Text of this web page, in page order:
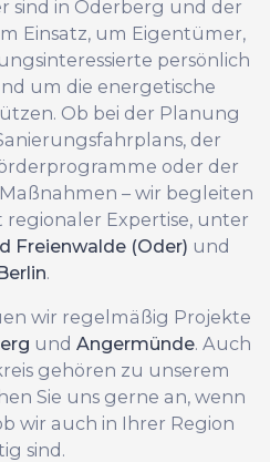
sind in Oderberg und der
Einsatz, um Eigentümer,
persönlich
um die energetische
Ob bei der Planung
der
oder der
– wir begleiten
regionaler Expertise, unter
Freienwalde (Oder) und
.
wir regelmäßig Projekte
und Angermünde. Auch
gehören zu unserem
Sie uns gerne an, wenn
wir auch in Ihrer Region
sind.